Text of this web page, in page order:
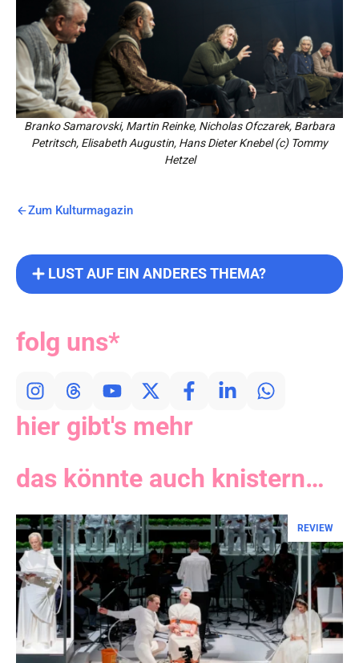
Branko Samarovski, Martin Reinke, Nicholas Ofczarek, Barbara
Petritsch, Elisabeth Augustin, Hans Dieter Knebel (c) Tommy
Hetzel
Zum Kulturmagazin
hier gibt's mehr
das könnte auch knistern…
REVIEW
folg uns*
LUST AUF EIN ANDERES THEMA?